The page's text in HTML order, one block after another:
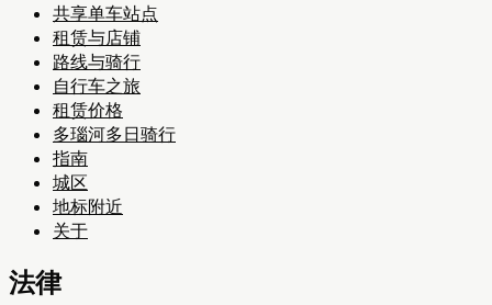
共享单车站点
租赁与店铺
路线与骑行
自行车之旅
租赁价格
多瑙河多日骑行
指南
城区
地标附近
关于
法律